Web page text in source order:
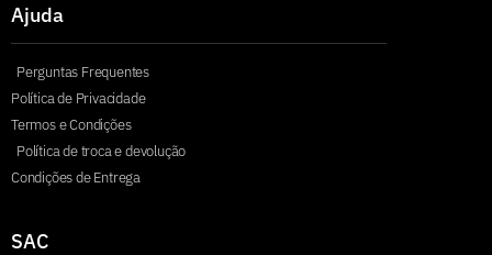
Ajuda
Perguntas Frequentes
Política de Privacidade
Termos e Condições
Política de troca e devolução
Condições de Entrega
SAC